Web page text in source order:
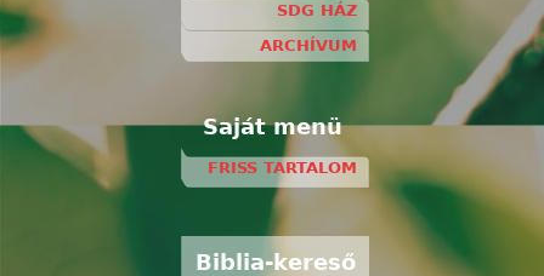
SDG HÁZ
ARCHÍVUM
Saját menü
FRISS TARTALOM
Biblia-kereső